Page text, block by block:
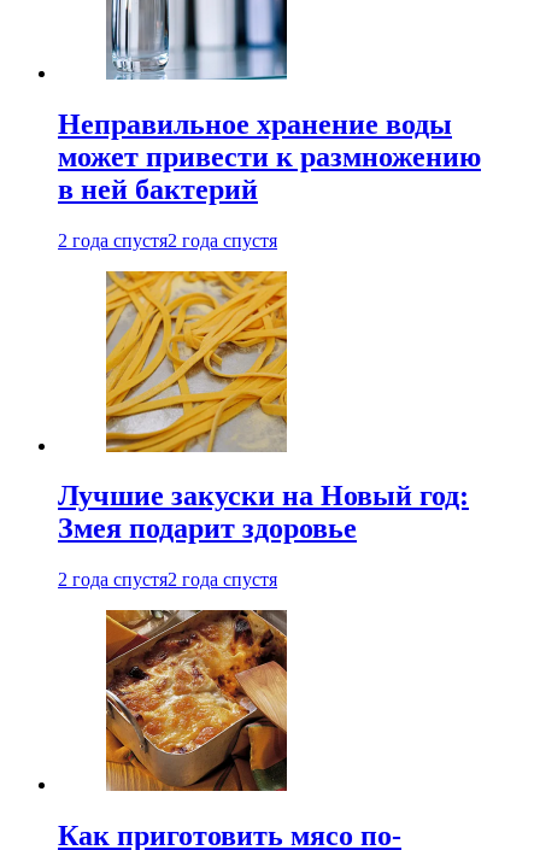
Неправильное хранение воды
может привести к размножению
в ней бактерий
2 года спустя2 года спустя
Лучшие закуски на Новый год:
Змея подарит здоровье
2 года спустя2 года спустя
Как приготовить мясо по-